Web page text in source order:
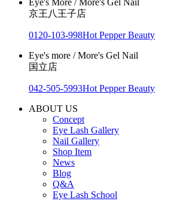
Eye's More / More's Gel Nail
京王八王子店
0120-103-998Hot Pepper Beauty
Eye's more / More's Gel Nail
国立店
042-505-5993Hot Pepper Beauty
ABOUT US
Concept
Eye Lash Gallery
Nail Gallery
Shop Item
News
Blog
Q&A
Eye Lash School